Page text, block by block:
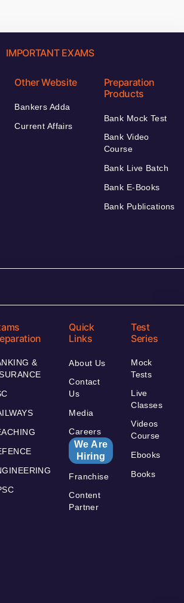
IMPORTANT EXAMS
Other Website
Bankers Adda
Current Affairs
Preparation
Products
Bank Mock Test
Bank Video
Course
Bank Live Batch
Bank E-Books
Bank Publications
&
Quick
Links
About Us
Contact
Us
Media
Careers
We Are
Hiring
Franchise
Content
Partner
Test
Series
Mock
Tests
Live
Classes
Videos
Course
Ebooks
Books